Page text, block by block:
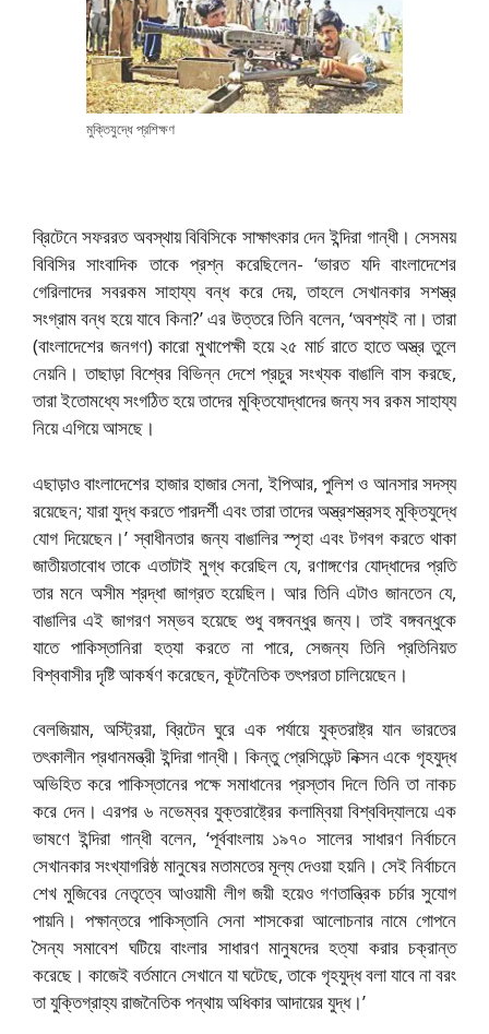
মুক্তিযুদ্ধে প্রশিক্ষণ
ব্রিটেনে সফররত অবস্থায় বিবিসিকে সাক্ষাৎকার দেন ইন্দিরা গান্ধী। সেসময়
বিবিসির সাংবাদিক তাকে প্রশ্ন করেছিলেন- ‘ভারত যদি বাংলাদেশের
গেরিলাদের সবরকম সাহায্য বন্ধ করে দেয়, তাহলে সেখানকার সশস্ত্র
সংগ্রাম বন্ধ হয়ে যাবে কিনা?’ এর উত্তরে তিনি বলেন, ‘অবশ্যই না। তারা
(বাংলাদেশের জনগণ) কারো মুখাপেক্ষী হয়ে ২৫ মার্চ রাতে হাতে অস্ত্র তুলে
নেয়নি। তাছাড়া বিশ্বের বিভিন্ন দেশে প্রচুর সংখ্যক বাঙালি বাস করছে,
তারা ইতোমধ্যে সংগঠিত হয়ে তাদের মুক্তিযোদ্ধাদের জন্য সব রকম সাহায্য
নিয়ে এগিয়ে আসছে।
এছাড়াও বাংলাদেশের হাজার হাজার সেনা, ইপিআর, পুলিশ ও আনসার সদস্য
রয়েছেন; যারা যুদ্ধ করতে পারদর্শী এবং তারা তাদের অস্ত্রশস্ত্রসহ মুক্তিযুদ্ধে
যোগ দিয়েছেন।’ স্বাধীনতার জন্য বাঙালির স্পৃহা এবং টগবগ করতে থাকা
জাতীয়তাবোধ তাকে এতাটাই মুগ্ধ করেছিল যে, রণাঙ্গণের যোদ্ধাদের প্রতি
তার মনে অসীম শ্রদ্ধা জাগ্রত হয়েছিল। আর তিনি এটাও জানতেন যে,
বাঙালির এই জাগরণ সম্ভব হয়েছে শুধু বঙ্গবন্ধুর জন্য। তাই বঙ্গবন্ধুকে
যাতে পাকিস্তানিরা হত্যা করতে না পারে, সেজন্য তিনি প্রতিনিয়ত
বিশ্ববাসীর দৃষ্টি আকর্ষণ করেছেন, কূটনৈতিক তৎপরতা চালিয়েছেন।
বেলজিয়াম, অস্ট্রিয়া, ব্রিটেন ঘুরে এক পর্যায়ে যুক্তরাষ্ট্র যান ভারতের
তৎকালীন প্রধানমন্ত্রী ইন্দিরা গান্ধী। কিন্তু প্রেসিডেন্ট নিক্সন একে গৃহযুদ্ধ
অভিহিত করে পাকিস্তানের পক্ষে সমাধানের প্রস্তাব দিলে তিনি তা নাকচ
করে দেন। এরপর ৬ নভেম্বর যুক্তরাষ্ট্রের কলাম্বিয়া বিশ্ববিদ্যালয়ে এক
ভাষণে ইন্দিরা গান্ধী বলেন, ‘পূর্ববাংলায় ১৯৭০ সালের সাধারণ নির্বাচনে
সেখানকার সংখ্যাগরিষ্ঠ মানুষের মতামতের মূল্য দেওয়া হয়নি। সেই নির্বাচনে
শেখ মুজিবের নেতৃত্বে আওয়ামী লীগ জয়ী হয়েও গণতান্ত্রিক চর্চার সুযোগ
পায়নি। পক্ষান্তরে পাকিস্তানি সেনা শাসকেরা আলোচনার নামে গোপনে
সৈন্য সমাবেশ ঘটিয়ে বাংলার সাধারণ মানুষদের হত্যা করার চক্রান্ত
করেছে। কাজেই বর্তমানে সেখানে যা ঘটেছে, তাকে গৃহযুদ্ধ বলা যাবে না বরং
তা যুক্তিগ্রাহ্য রাজনৈতিক পন্থায় অধিকার আদায়ের যুদ্ধ।’